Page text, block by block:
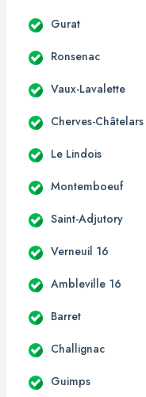
Gurat
Ronsenac
Vaux-Lavalette
Cherves-Châtelars
Le Lindois
Montemboeuf
Saint-Adjutory
Verneuil 16
Ambleville 16
Barret
Challignac
Guimps